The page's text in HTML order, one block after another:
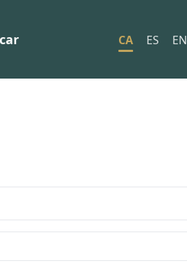
CA ES EN